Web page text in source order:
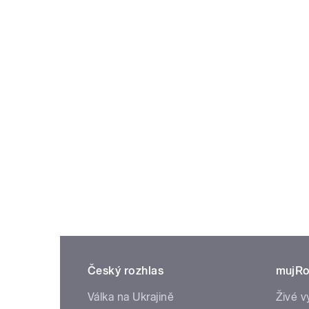
Český rozhlas
Válka na Ukrajině
Živé